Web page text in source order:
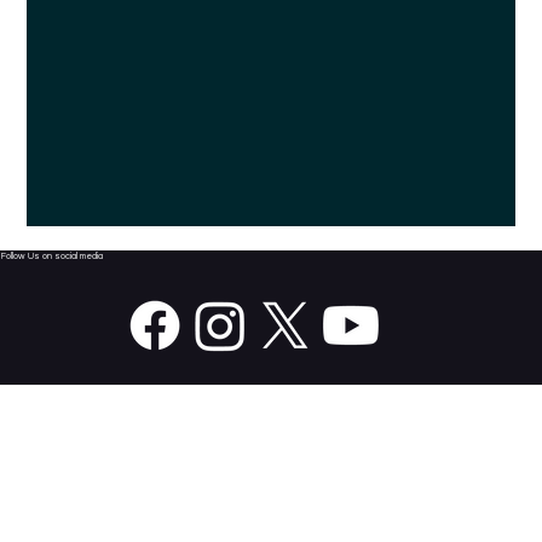
Follow Us on social media